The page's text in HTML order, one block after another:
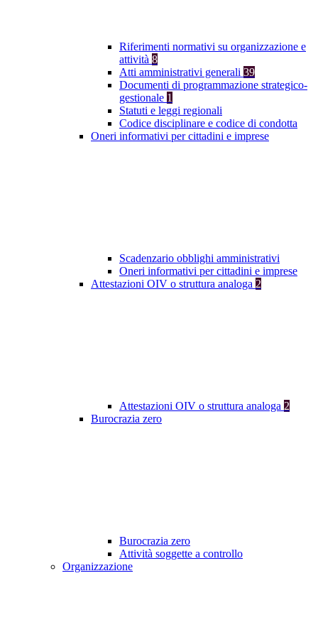
Riferimenti normativi su organizzazione e
attività 8
Atti amministrativi generali 39
Documenti di programmazione strategico-
gestionale 1
Statuti e leggi regionali
Codice disciplinare e codice di condotta
Oneri informativi per cittadini e imprese
Scadenzario obblighi amministrativi
Oneri informativi per cittadini e imprese
Attestazioni OIV o struttura analoga 2
Attestazioni OIV o struttura analoga 2
Burocrazia zero
Burocrazia zero
Attività soggette a controllo
Organizzazione